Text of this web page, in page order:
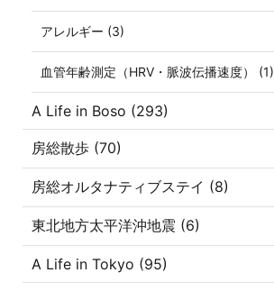
アレルギー (3)
血管年齢測定（HRV・脈波伝播速度） (1)
A Life in Boso (293)
房総散歩 (70)
房総オルタナティブステイ (8)
東北地方太平洋沖地震 (6)
A Life in Tokyo (95)